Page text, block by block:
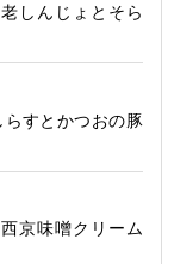
しんじょとそら
らすとかつおの豚
京味噌クリーム